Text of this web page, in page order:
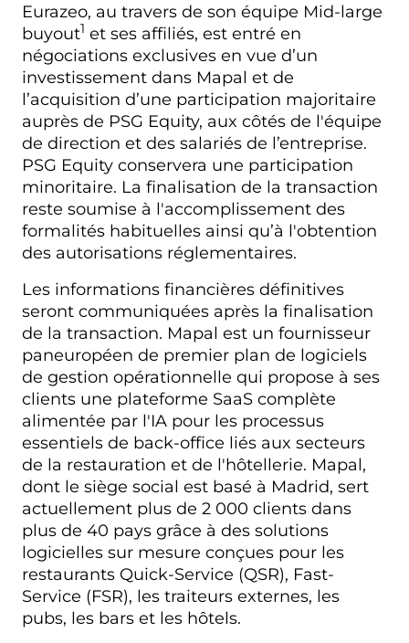
Eurazeo, au travers de son équipe Mid-large
buyout1 et ses affiliés, est entré en
négociations exclusives en vue d’un
investissement dans Mapal et de
l’acquisition d’une participation majoritaire
auprès de PSG Equity, aux côtés de l'équipe
de direction et des salariés de l’entreprise.
PSG Equity conservera une participation
minoritaire. La finalisation de la transaction
reste soumise à l'accomplissement des
formalités habituelles ainsi qu’à l'obtention
des autorisations réglementaires.
Les informations financières définitives
seront communiquées après la finalisation
de la transaction. Mapal est un fournisseur
paneuropéen de premier plan de logiciels
de gestion opérationnelle qui propose à ses
clients une plateforme SaaS complète
alimentée par l'IA pour les processus
essentiels de back-office liés aux secteurs
de la restauration et de l'hôtellerie. Mapal,
dont le siège social est basé à Madrid, sert
actuellement plus de 2 000 clients dans
plus de 40 pays grâce à des solutions
logicielles sur mesure conçues pour les
restaurants Quick-Service (QSR), Fast-
Service (FSR), les traiteurs externes, les
pubs, les bars et les hôtels.